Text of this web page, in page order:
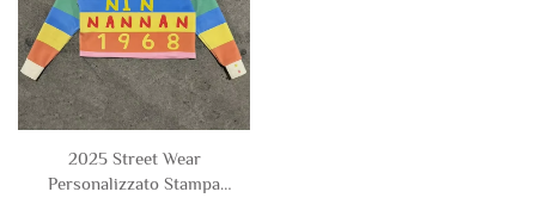
2025 Street Wear
Personalizzato Stampa